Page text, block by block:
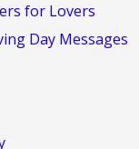
for Lovers
Day Messages